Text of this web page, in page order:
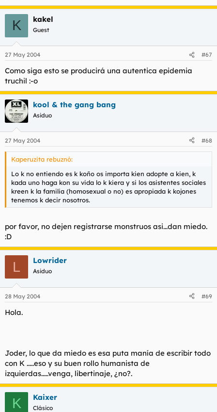
K kakel
Guest
27 May 2004 #67
Como siga esto se producirá una autentica epidemia
truchil :-o
kool & the gang bang
Asiduo
27 May 2004 #68
Kaperuzita rebuznó:
Lo k no entiendo es k koño os importa kien adopte a kien, k
kada uno haga kon su vida lo k kiera y si los asistentes sociales
kreen k la familia (homosexual o no) es apropiada k kojones
tenemos k decir nosotros.
por favor, no dejen registrarse monstruos asi...dan miedo.
:D
L Lowrider
Asiduo
28 May 2004 #69
Hola.
Joder, lo que da miedo es esa puta manía de escribir todo
con K .....eso y su buen rollo humanista de
izquierdas.....venga, libertinaje, ¿no?.
K Kaixer
Clásico